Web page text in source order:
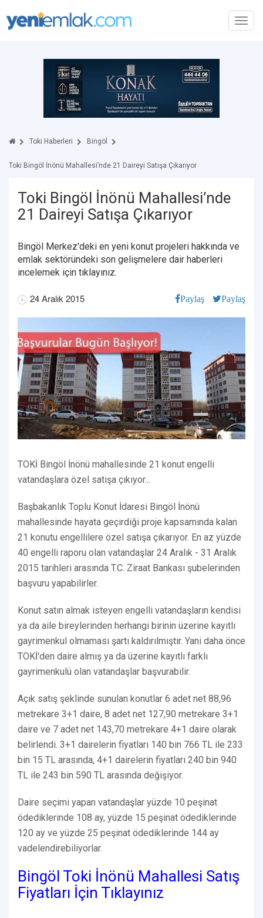
Toki Haberleri Bingöl
Toki Bingöl İnönü Mahallesi’nde 21 Daireyi Satışa Çıkarıyor
Toki Bingöl İnönü Mahallesi’nde
21 Daireyi Satışa Çıkarıyor
Bingöl Merkez'deki en yeni konut projeleri hakkında ve
emlak sektöründeki son gelişmelere dair haberleri
incelemek için tıklayınız.
24 Aralık 2015 Paylaş Paylaş
TOKİ Bingöl İnönü mahallesinde 21 konut engelli
vatandaşlara özel satışa çıkıyor...
Başbakanlık Toplu Konut İdaresi Bingöl İnönü
mahallesinde hayata geçirdiği proje kapsamında kalan
21 konutu engellilere özel satışa çıkarıyor. En az yüzde
40 engelli raporu olan vatandaşlar 24 Aralık - 31 Aralık
2015 tarihleri arasında T.C. Ziraat Bankası şubelerinden
başvuru yapabilirler.
Konut satın almak isteyen engelli vatandaşların kendisi
ya da aile bireylerinden herhangi birinin üzerine kayıtlı
gayrimenkul olmaması şartı kaldırılmıştır. Yani daha önce
TOKİ'den daire almış ya da üzerine kayıtlı farklı
gayrimenkulü olan vatandaşlar başvurabilir.
Açık satış şeklinde sunulan konutlar 6 adet net 88,96
metrekare 3+1 daire, 8 adet net 127,90 metrekare 3+1
daire ve 7 adet net 143,70 metrekare 4+1 daire olarak
belirlendi. 3+1 dairelerin fiyatları 140 bin 766 TL ile 233
bin 15 TL arasında, 4+1 dairelerin fiyatları 240 bin 940
TL ile 243 bin 590 TL arasında değişiyor.
Daire seçimi yapan vatandaşlar yüzde 10 peşinat
ödediklerinde 108 ay, yüzde 15 peşinat ödediklerinde
120 ay ve yüzde 25 peşinat ödediklerinde 144 ay
vadelendirebiliyorlar.
Bingöl Toki İnönü Mahallesi Satış
Fiyatları İçin Tıklayınız